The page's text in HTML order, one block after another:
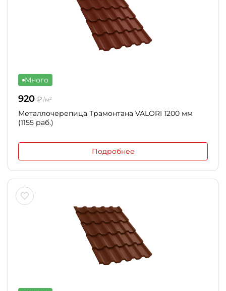
Много
920 ₽/м²
Металлочерепица Трамонтана VALORI 1200 мм
(1155 раб.)
Подробнее